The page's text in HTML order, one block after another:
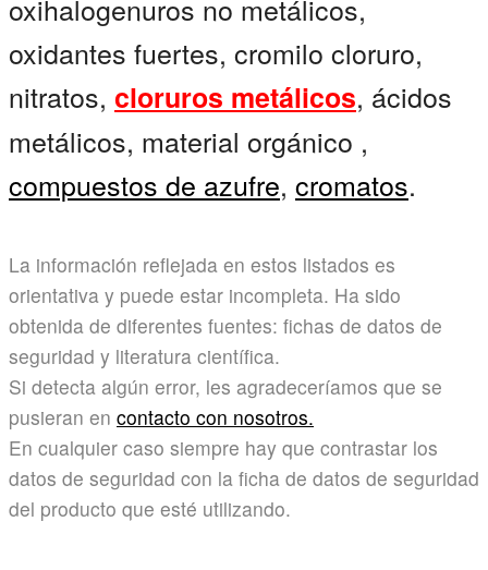
oxihalogenuros no metálicos,
oxidantes fuertes, cromilo cloruro,
nitratos, cloruros metálicos, ácidos
metálicos, material orgánico ,
compuestos de azufre, cromatos.
La información reflejada en estos listados es
orientativa y puede estar incompleta. Ha sido
obtenida de diferentes fuentes: fichas de datos de
seguridad y literatura científica.
Si detecta algún error, les agradeceríamos que se
pusieran en contacto con nosotros.
En cualquier caso siempre hay que contrastar los
datos de seguridad con la ficha de datos de seguridad
del producto que esté utilizando.